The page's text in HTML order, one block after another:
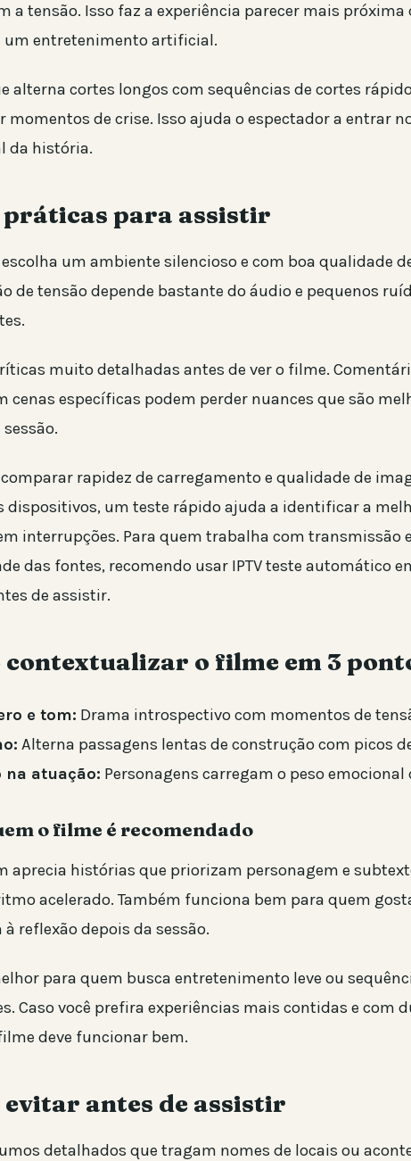
a tensão. Isso faz a experiência parecer mais próxima
um entretenimento artificial.
alterna cortes longos com sequências de cortes
momentos de crise. Isso ajuda o espectador a entrar
da história.
práticas para assistir
escolha um ambiente silencioso e com boa qualidade
de tensão depende bastante do áudio e pequenos
muito detalhadas antes de ver o filme.
cenas específicas podem perder nuances que são
rapidez de carregamento e qualidade de
dispositivos, um teste rápido ajuda a identificar a
interrupções. Para quem trabalha com transmissão
das fontes, recomendo usar IPTV teste automático
de assistir.
contextualizar o filme em 3
e tom: Drama introspectivo com momentos de
Alterna passagens lentas de construção com picos
na atuação: Personagens carregam o peso
o filme é recomendado
aprecia histórias que priorizam personagem e
acelerado. Também funciona bem para quem
reflexão depois da sessão.
para quem busca entretenimento leve ou
Caso você prefira experiências mais contidas e com
deve funcionar bem.
evitar antes de assistir
detalhados que tragam nomes de locais ou